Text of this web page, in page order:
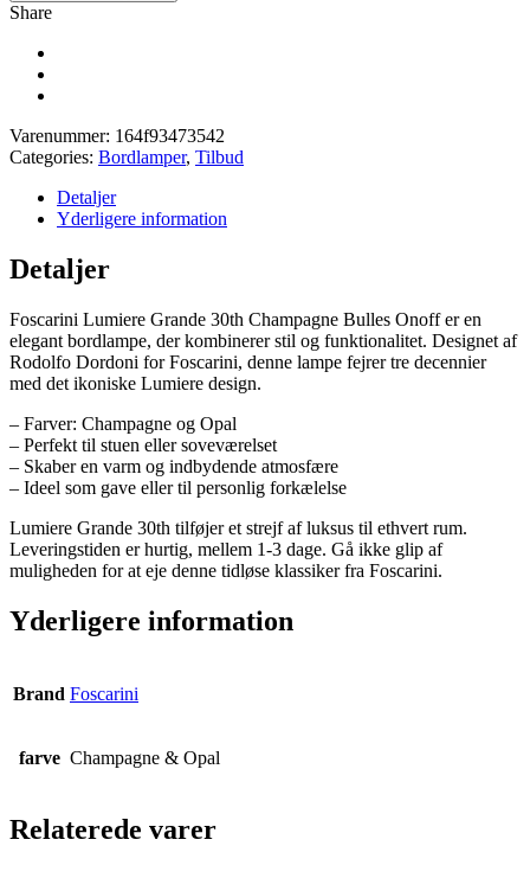
Share
Varenummer: 164f93473542
Categories: Bordlamper, Tilbud
Detaljer
Yderligere information
Detaljer
Foscarini Lumiere Grande 30th Champagne Bulles Onoff er en
elegant bordlampe, der kombinerer stil og funktionalitet. Designet af
Rodolfo Dordoni for Foscarini, denne lampe fejrer tre decennier
med det ikoniske Lumiere design.
– Farver: Champagne og Opal
– Perfekt til stuen eller soveværelset
– Skaber en varm og indbydende atmosfære
– Ideel som gave eller til personlig forkælelse
Lumiere Grande 30th tilføjer et strejf af luksus til ethvert rum.
Leveringstiden er hurtig, mellem 1-3 dage. Gå ikke glip af
muligheden for at eje denne tidløse klassiker fra Foscarini.
Yderligere information
Brand Foscarini
farve Champagne & Opal
Relaterede varer